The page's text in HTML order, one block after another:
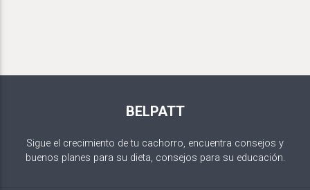
BELPATT
Sigue el crecimiento de tu cachorro, encuentra consejos y
buenos planes para su dieta, consejos para su educación.